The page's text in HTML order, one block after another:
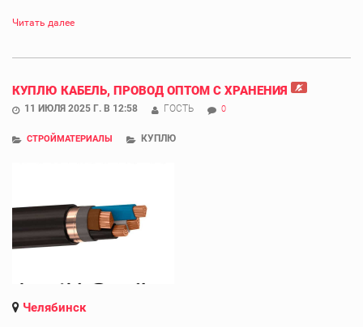
Читать далее
КУПЛЮ КАБЕЛЬ, ПРОВОД ОПТОМ С ХРАНЕНИЯ
11 ИЮЛЯ 2025 Г. В 12:58 ГОСТЬ 0
СТРОЙМАТЕРИАЛЫ КУПЛЮ
Челябинск